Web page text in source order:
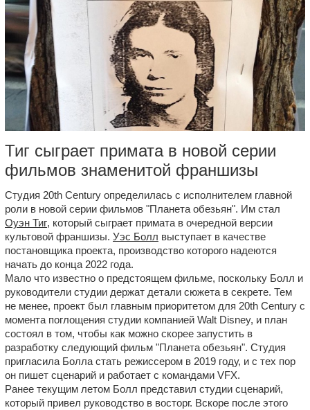
Тиг сыграет примата в новой серии
фильмов знаменитой франшизы
Студия 20th Century определилась с исполнителем главной
роли в новой серии фильмов "Планета обезьян". Им стал
Оуэн Тиг, который сыграет примата в очередной версии
культовой франшизы. Уэс Болл выступает в качестве
постановщика проекта, производство которого надеются
начать до конца 2022 года.
Мало что известно о предстоящем фильме, поскольку Болл и
руководители студии держат детали сюжета в секрете. Тем
не менее, проект был главным приоритетом для 20th Century с
момента поглощения студии компанией Walt Disney, и план
состоял в том, чтобы как можно скорее запустить в
разработку следующий фильм "Планета обезьян". Студия
пригласила Болла стать режиссером в 2019 году, и с тех пор
он пишет сценарий и работает с командами VFX.
Ранее текущим летом Болл представил студии сценарий,
который привел руководство в восторг. Вскоре после этого